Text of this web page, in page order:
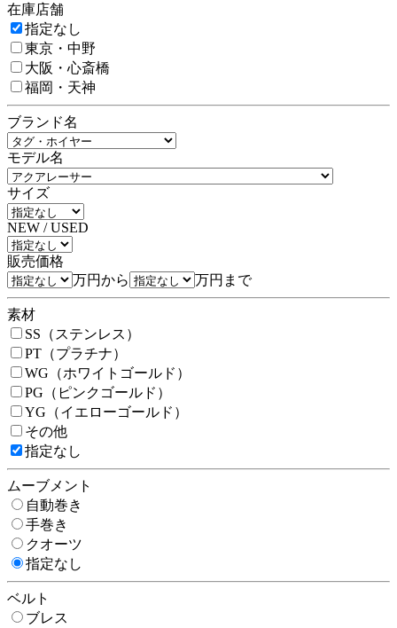
在庫店舗
指定なし
東京・中野
大阪・心斎橋
福岡・天神
ブランド名
モデル名
サイズ
NEW / USED
販売価格
万円から
万円まで
素材
SS（ステンレス）
PT（プラチナ）
WG（ホワイトゴールド）
PG（ピンクゴールド）
YG（イエローゴールド）
その他
指定なし
ムーブメント
自動巻き
手巻き
クオーツ
指定なし
ベルト
ブレス